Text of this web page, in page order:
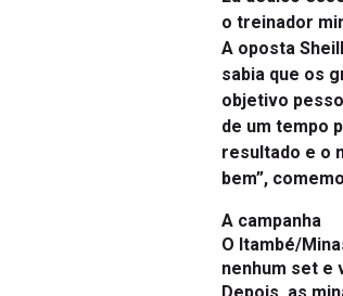
o treinador
A oposta
sabia que os
objetivo
de um tempo
resultado e o
bem”,
A campanha
O Itambé/
nenhum set e
Depois, as